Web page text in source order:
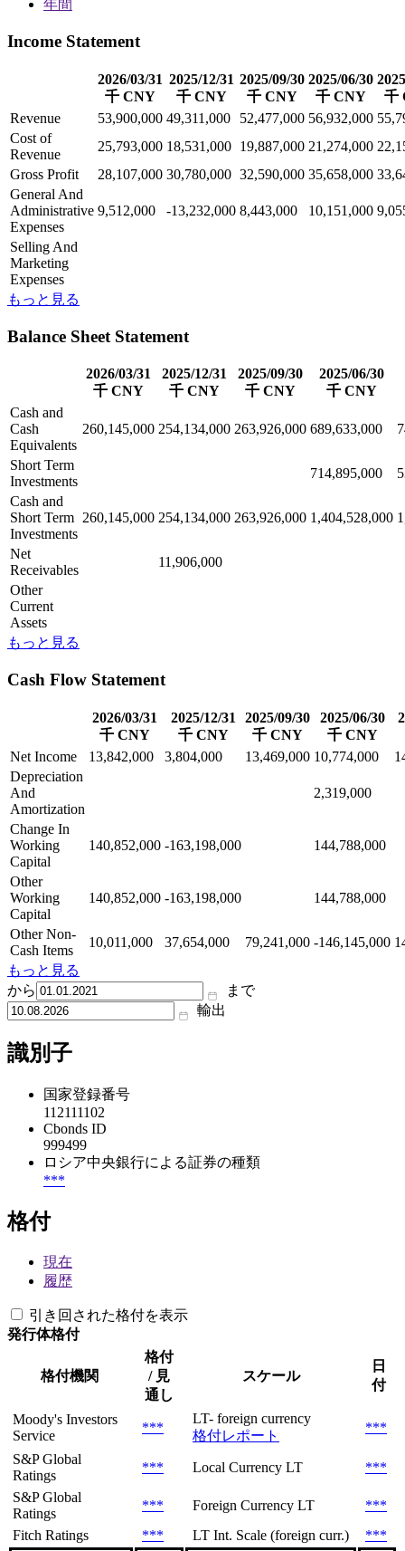
年間
Income Statement
2026/03/31
千 CNY
2025/12/31
千 CNY
2025/09/30
千 CNY
2025/06/30
千 CNY
千
Revenue
53,900,000 49,311,000 52,477,000 56,932,000
Cost of
Revenue
25,793,000 18,531,000 19,887,000 21,274,000
Gross Profit
28,107,000 30,780,000 32,590,000 35,658,000
General And
Administrative
Expenses
9,512,000 -13,232,000 8,443,000 10,151,000
Selling And
Marketing
Expenses
もっと見る
Balance Sheet Statement
2026/03/31
千 CNY
2025/12/31
千 CNY
2025/09/30
千 CNY
2025/06/30
千 CNY
Cash and
Cash
Equivalents
260,145,000 254,134,000 263,926,000 689,633,000
Short Term
Investments
714,895,000
Cash and
Short Term
Investments
260,145,000 254,134,000 263,926,000 1,404,528,000
Net
Receivables
11,906,000
Other
Current
Assets
もっと見る
Cash Flow Statement
2026/03/31
千 CNY
2025/12/31
千 CNY
2025/09/30
千 CNY
2025/06/30
千 CNY
Net Income 13,842,000 3,804,000 13,469,000 10,774,000
Depreciation
And
Amortization
2,319,000
Change In
Working
Capital
140,852,000 -163,198,000 144,788,000
Other
Working
Capital
140,852,000 -163,198,000 144,788,000
Other Non-
Cash Items
10,011,000 37,654,000 79,241,000 -146,145,000
もっと見る
から
まで
輸出
識別子
国家登録番号
112111102
Cbonds ID
999499
ロシア中央銀行による証券の種類
***
格付
現在
履歴
引き回された格付を表示
発行体格付
格付機関
格付
/ 見
通し
スケール
日
付
Moody's Investors
Service
***
LT- foreign currency
格付レポート
***
S&P Global
Ratings
*** Local Currency LT
***
S&P Global
Ratings
*** Foreign Currency LT
***
Fitch Ratings
*** LT Int. Scale (foreign curr.)
***